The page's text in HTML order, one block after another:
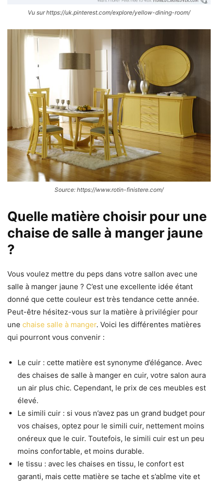
Vu sur https://uk.pinterest.com/explore/yellow-dining-room/
Source: https://www.rotin-finistere.com/
Quelle matière choisir pour une
chaise de salle à manger jaune
?
Vous voulez mettre du peps dans votre sallon avec une
salle à manger jaune ? C’est une excellente idée étant
donné que cette couleur est très tendance cette année.
Peut-être hésitez-vous sur la matière à privilégier pour
une chaise salle à manger. Voici les différentes matières
qui pourront vous convenir :
Le cuir : cette matière est synonyme d’élégance. Avec
des chaises de salle à manger en cuir, votre salon aura
un air plus chic. Cependant, le prix de ces meubles est
élevé.
Le simili cuir : si vous n’avez pas un grand budget pour
vos chaises, optez pour le simili cuir, nettement moins
onéreux que le cuir. Toutefois, le simili cuir est un peu
moins confortable, et moins durable.
le tissu : avec les chaises en tissu, le confort est
garanti, mais cette matière se tache et s’abîme vite et